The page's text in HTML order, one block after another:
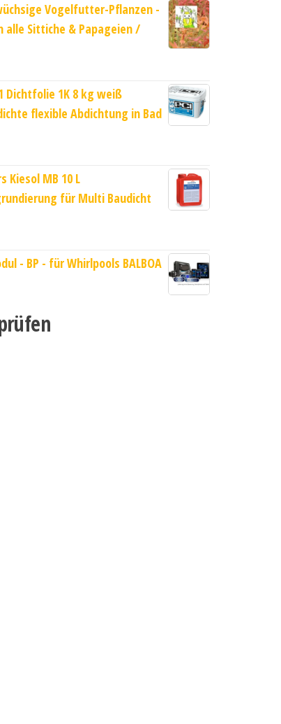
Vogelfutter-Pflanzen -
alle Sittiche & Papageien /
Dichtfolie 1K 8 kg weiß
flexible Abdichtung in Bad
Kiesol MB 10 L
für Multi Baudicht
- BP - für Whirlpools BALBOA